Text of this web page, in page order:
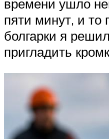
времени ушло
пяти минут, и то
болгарки я
пригладить